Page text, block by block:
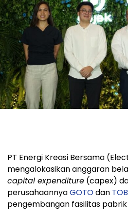
PT Energi Kreasi Bersama
mengalokasikan anggaran
capital expenditure (capex)
perusahaannyaGOTOdan
pengembangan fasilitas